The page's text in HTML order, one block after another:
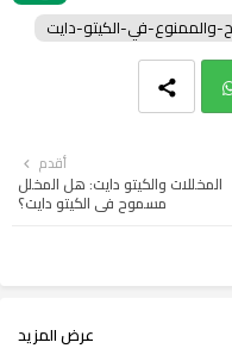
في-الكيتو-دايت
ats
أقدم
المخللات والكيتو دايت: هل المخلل
مسموح في الكيتو دايت؟
عرض المزيد